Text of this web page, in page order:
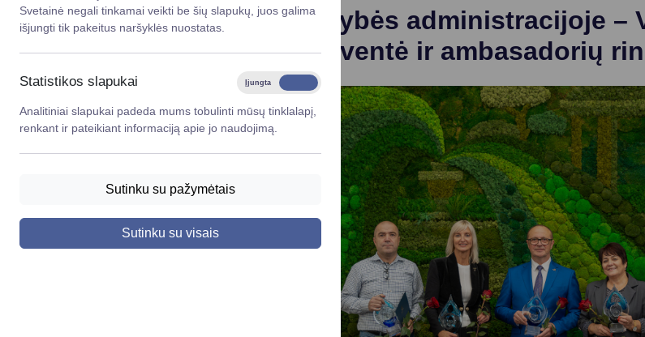
Svetainė negali tinkamai veikti be šių slapukų, juos galima
išjungti tik pakeitus naršyklės nuostatas.
Statistikos slapukai Įjungta
Analitiniai slapukai padeda mums tobulinti mūsų tinklalapį,
renkant ir pateikiant informaciją apie jo naudojimą.
Sutinku su pažymėtais
Sutinku su visais
Lygios galimybės
Savivaldybės remiami
Finansų valdymas ir apskaita
Organizacinė struktūra
teisinė pagalba
Teisės aktų pažeidimai
reguliavimo poveikio ex post
vertinimas
Vartotojų teisių apsauga
Pranešėjų apsauga
Asmens duomenų apsauga
Seniūnijos
Nuorodos
Savivaldybės administracijoje –
dienos šventė ir ambasadorių